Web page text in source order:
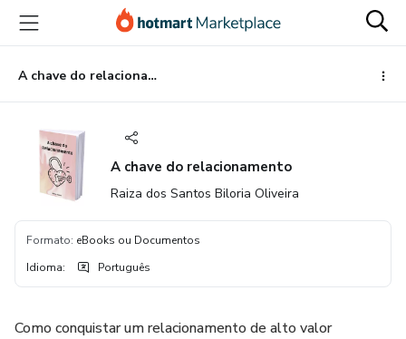
para
conteúdo
principal
para
pagamento
para
rodapé
A chave do relacionamento
A chave do relacionamento
Raiza dos Santos Biloria Oliveira
Formato: eBooks ou Documentos
Idioma: Português
Como conquistar um relacionamento de alto valor